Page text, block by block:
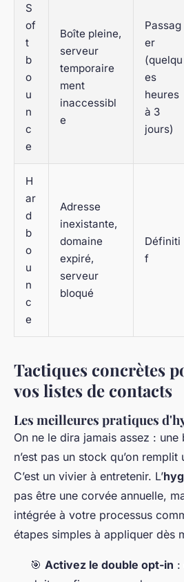
S
of
t
b
o
u
n
c
e
Boîte pleine,
serveur
temporaire
ment
inaccessibl
e
Passag
er
(quelqu
es
heures
à 3
jours)
H
ar
d
b
o
u
n
c
e
Adresse
inexistante,
domaine
expiré,
serveur
bloqué
Définiti
f
Tactiques concrètes
vos listes de contacts
Les meilleures pratiques
On ne le dira jamais assez :
n’est pas un stock qu’on
C’est un vivier à entretenir. L’
pas être une corvée annuelle,
intégrée à votre processus
étapes simples à appliquer dès
🎯 Activez le double opt-in :